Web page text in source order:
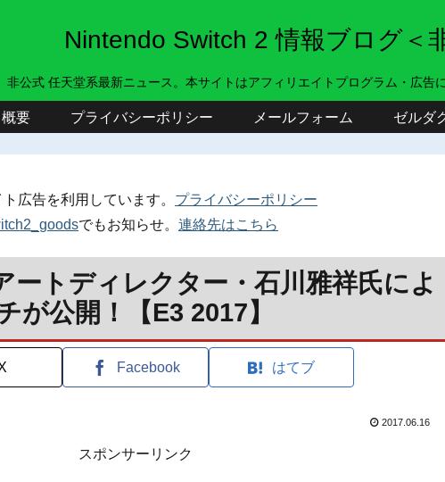
Nintendo Switch 2 情報ブログ＜
非公式 任天堂系最新ニュース。本サイトはアフィリエイトプログラム・広告
概要 プライバシーポリシー メールフォーム ゼルダ
広告を利用しています。 プライバシーポリシー
でもお知らせ。 連絡先はこちら
ートディレクター・石川雅祥氏によ
が公開！【E3 2017】
Facebook はてブ
2017.06.16
スポンサーリンク